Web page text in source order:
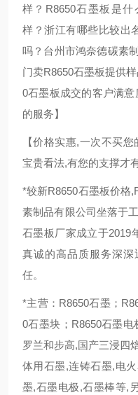
样？R8650石墨板是
样？浙江有哪些比较出
吗？台州市鸿奈德碳素
门卖R8650石墨板提供
0石墨板成交的客户满
的服务】
【价格实惠,一次不买
宝贵看法,有您的支撑才
*较新R8650石墨板价格
素制品有限公司坐落于
石墨板厂家成立于2019
真诚的高品质服务深
任。
*主营：R8650石墨；
0石墨块；R8650石墨
罗兰和步高,国产三浸四
体用石墨,连铸石墨,电
墨,石墨电极,石墨棒等,